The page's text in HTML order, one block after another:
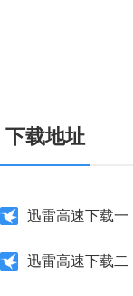
下载地址
迅雷高速下载一
迅雷高速下载二